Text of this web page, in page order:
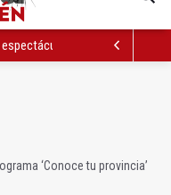
"rompedor" en el
‘Conoce tu provincia’